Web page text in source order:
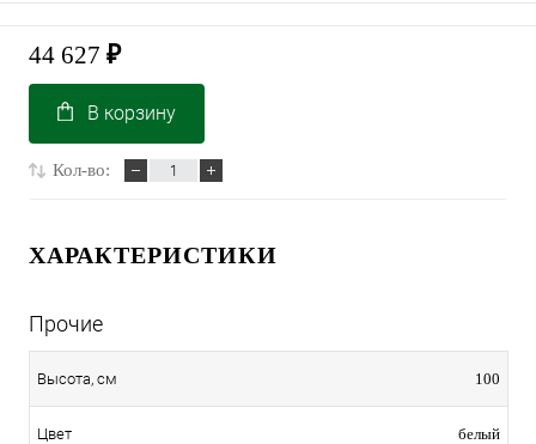
44 627 ₽
В корзину
Кол-во:
ХАРАКТЕРИСТИКИ
Прочие
Высота, см 100
Цвет белый